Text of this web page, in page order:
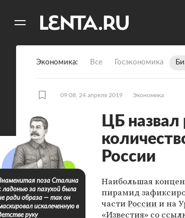
Экономика Все Госэкономика
09:08, 24 апреля 2019 Экономика
ЦБ
России
Наибольшая
пирамид
частиРоссиии на
«Известия» со
поза Сталина
ладонью за пазухой была
ради образа — так он
искалеченную в
руку